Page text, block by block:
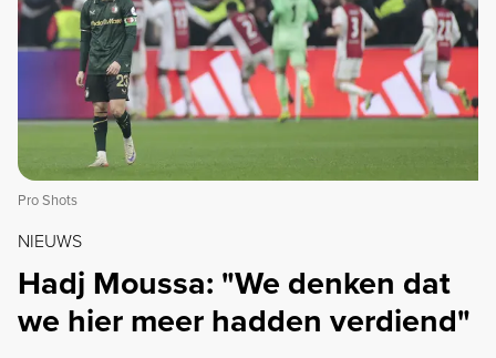
Pro Shots
NIEUWS
Hadj Moussa: "We denken dat
we hier meer hadden verdiend"